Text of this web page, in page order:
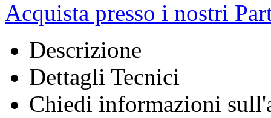
Acquista presso i nostri
Descrizione
Dettagli Tecnici
Chiedi informazioni